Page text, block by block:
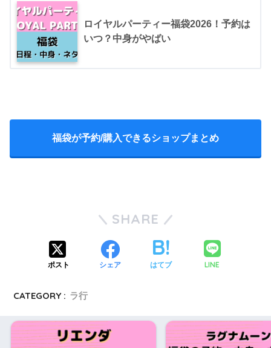
この投稿をInstagramで見る
年1月4日
ロイヤルパーティー福袋2026！予約は
いつ？中身がやばい
福袋が予約/購入できるショップまとめ
SHARE
ポスト シェア はてブ LINE
CATEGORY : ラ行